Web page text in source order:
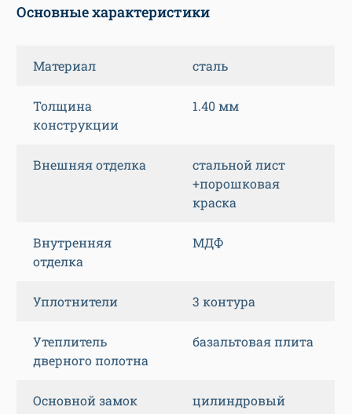
Основные характеристики
Материал сталь
Толщина
конструкции
1.40 мм
Внешняя отделка
стальной лист
+порошковая
краска
Внутренняя
отделка
МДФ
Уплотнители 3 контура
Утеплитель
дверного полотна
базальтовая плита
Основной замок цилиндровый